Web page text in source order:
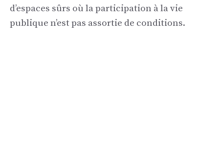
d’espaces sûrs où la participation à la vie
publique n’est pas assortie de conditions.